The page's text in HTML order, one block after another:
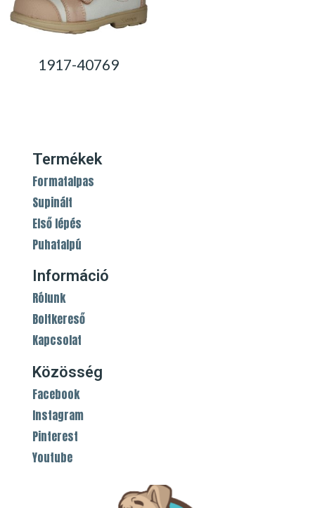
1917-40769
Termékek
Formatalpas
Supinált
Első lépés
Puhatalpú
Információ
Rólunk
Boltkereső
Kapcsolat
Közösség
Facebook
Instagram
Pinterest
Youtube